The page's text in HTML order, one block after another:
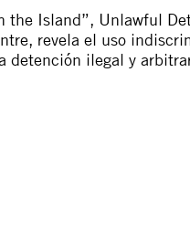
the Island”, Unlawful
, revela el uso
ilegal y